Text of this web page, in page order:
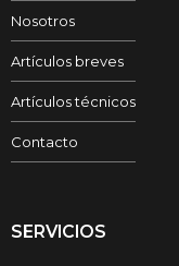
Nosotros
Artículos breves
Artículos técnicos
Contacto
SERVICIOS